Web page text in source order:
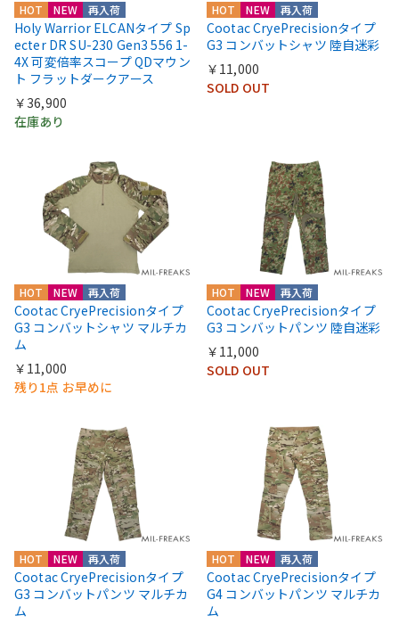
HOT NEW 再入荷
Holy Warrior ELCANタイプ Sp
ecter DR SU-230 Gen3 556 1-
4X 可変倍率スコープ QDマウン
ト フラットダークアース
￥36,900
在庫あり
HOT NEW 再入荷
Cootac CryePrecisionタイプ
G3 コンバットシャツ 陸自迷彩
￥11,000
SOLD OUT
HOT NEW 再入荷
Cootac CryePrecisionタイプ
G3 コンバットシャツ マルチカ
ム
￥11,000
残り1点 お早めに
HOT NEW 再入荷
Cootac CryePrecisionタイプ
G3 コンバットパンツ 陸自迷彩
￥11,000
SOLD OUT
HOT NEW 再入荷
Cootac CryePrecisionタイプ
G3 コンバットパンツ マルチカ
ム
HOT NEW 再入荷
Cootac CryePrecisionタイプ
G4 コンバットパンツ マルチカ
ム